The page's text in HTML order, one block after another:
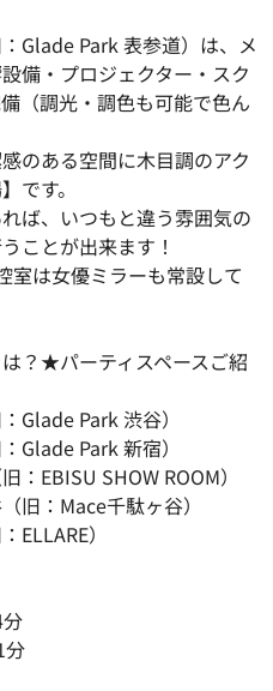
Glade Park 表参道）は、メ
備・プロジェクター・スク
（調光・調色も可能で色ん
のある空間に木目調のアク
です。
ば、いつもと違う雰囲気の
ことが出来ます！
室は女優ミラーも常設して
？★パーティスペースご紹
Glade Park 渋谷）
Glade Park 新宿）
：EBISU SHOW ROOM）
旧：Mace千駄ヶ谷）
ELLARE）
分